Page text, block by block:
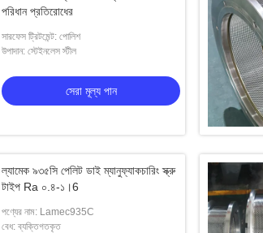
পরিধান প্রতিরোধের
সারফেস ট্রিটমেন্ট: পোলিশ
উপাদান: স্টেইনলেস স্টীল
সেরা মূল্য পান
ল্যামেক ৯৩৫সি পেলিট ডাই ম্যানুফ্যাকচারিং স্ক্রু
টাইপ Ra ০.৪-১।6
পণ্যের নাম: Lamec935C
বেধ: ব্যক্তিগতকৃত